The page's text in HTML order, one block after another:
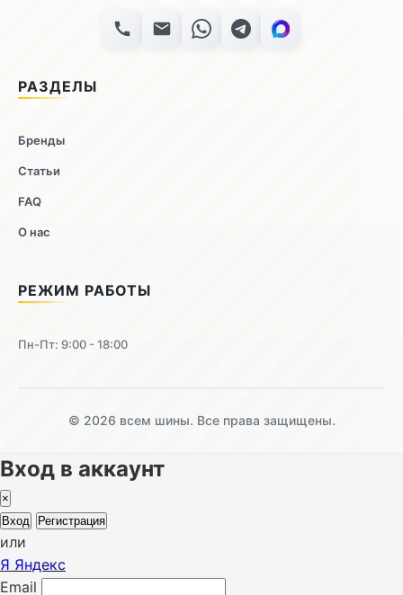
РАЗДЕЛЫ
Бренды
Статьи
FAQ
О нас
РЕЖИМ РАБОТЫ
Пн-Пт: 9:00 - 18:00
© 2026 всем шины. Все права защищены.
Вход в аккаунт
×
Вход
Регистрация
или
Я Яндекс
Email